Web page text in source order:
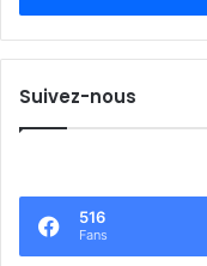
Suivez-nous
516
Fans